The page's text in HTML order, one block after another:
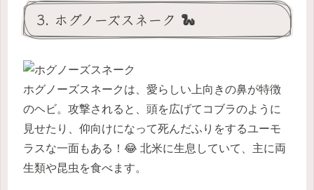
3. ホグノーズスネーク 🐍
ホグノーズスネークは、愛らしい上向きの鼻が特徴
のヘビ。攻撃されると、頭を広げてコブラのように
見せたり、仰向けになって死んだふりをするユーモ
ラスな一面もある！😂 北米に生息していて、主に両
生類や昆虫を食べます。